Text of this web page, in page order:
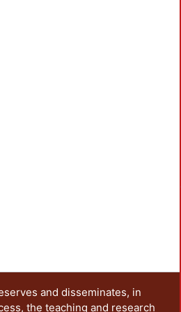
and disseminates, in
the teaching and research